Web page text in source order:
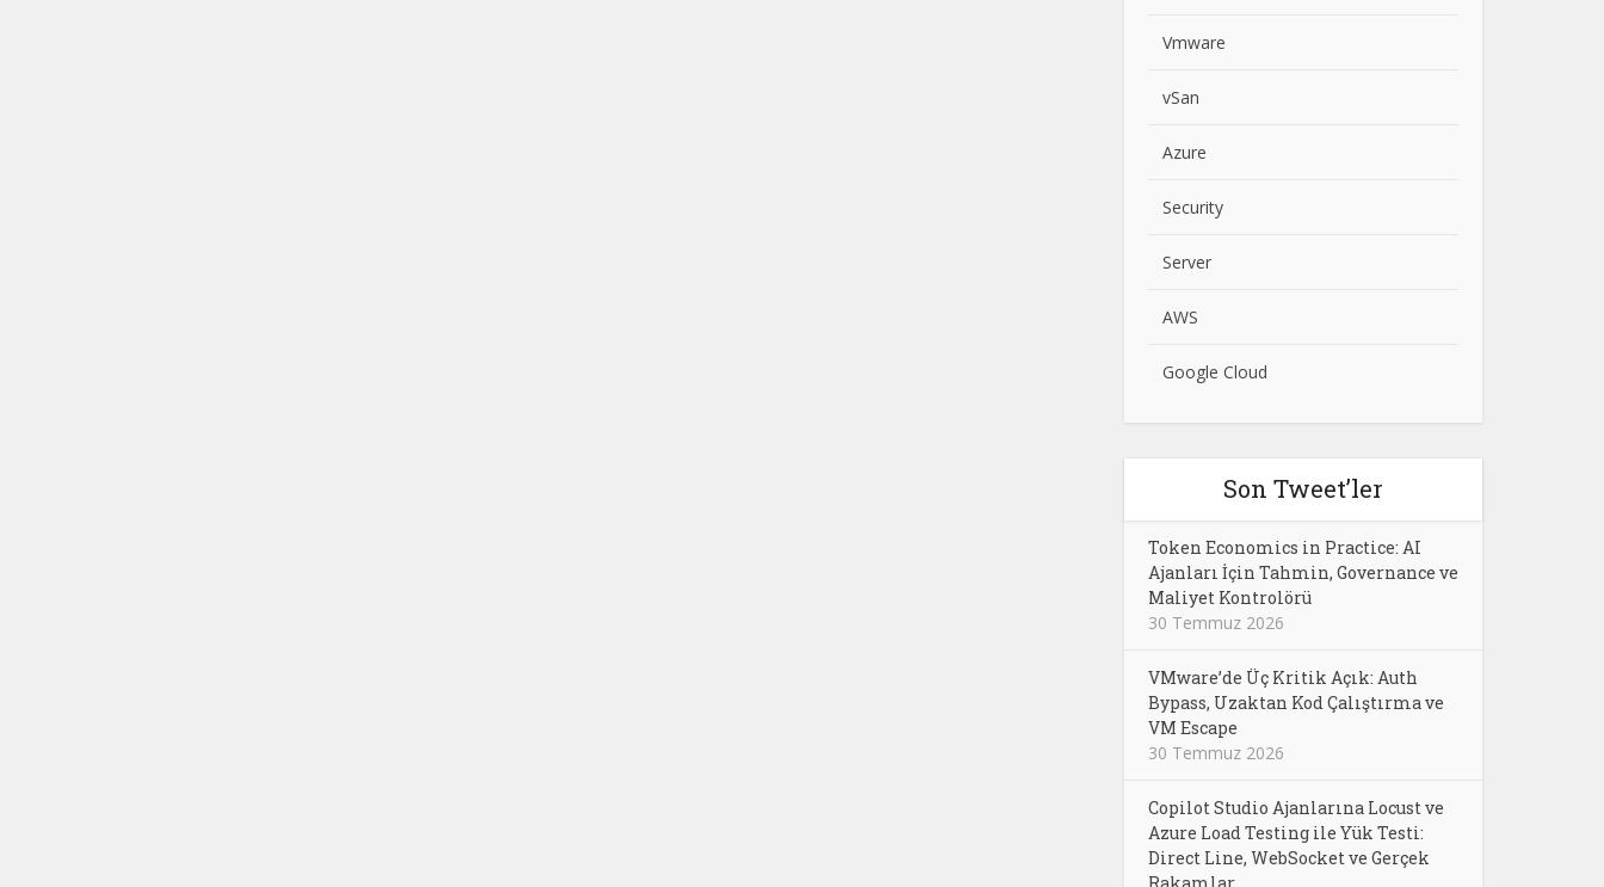
Vmware
vSan
Azure
Security
Server
AWS
Google Cloud
Son Tweet’ler
Token Economics in Practice: AI
Ajanları İçin Tahmin, Governance ve
Maliyet Kontrolörü
30 Temmuz 2026
VMware’de Üç Kritik Açık: Auth
Bypass, Uzaktan Kod Çalıştırma ve
VM Escape
30 Temmuz 2026
Copilot Studio Ajanlarına Locust ve
Azure Load Testing ile Yük Testi:
Direct Line, WebSocket ve Gerçek